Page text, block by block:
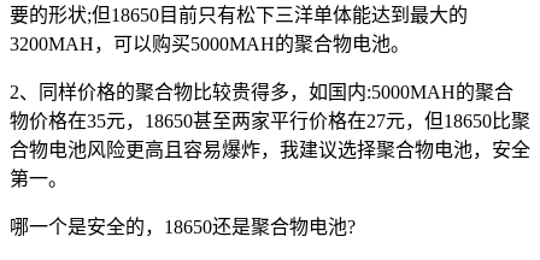
要的形状;但18650目前只有松下三洋单体能达到最大的
3200MAH，可以购买5000MAH的聚合物电池。
2、同样价格的聚合物比较贵得多，如国内:5000MAH的聚合
物价格在35元，18650甚至两家平行价格在27元，但18650比聚
合物电池风险更高且容易爆炸，我建议选择聚合物电池，安全
第一。
哪一个是安全的，18650还是聚合物电池?